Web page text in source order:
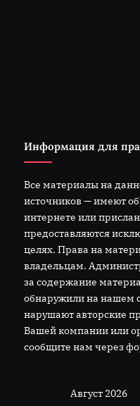
Информация для
Все материалы на
источников — имеют
интернете или
предоставляются
целях. Права на
владельцам.
за содержание
обнаружили на нашем
нарушают авторские
Вашей компании или
сообщите нам через
Август 2026